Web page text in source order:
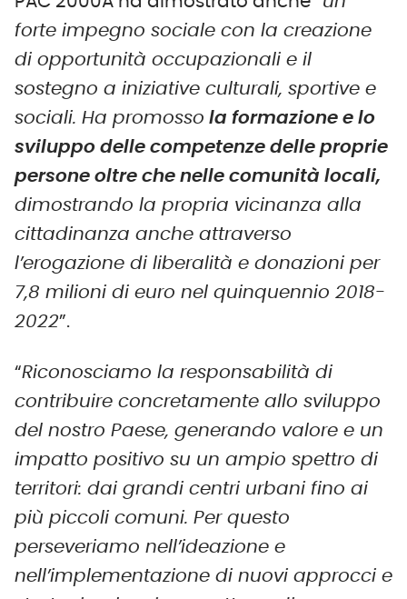
forte impegno sociale con la creazione
di opportunità occupazionali e il
sostegno a iniziative culturali, sportive e
sociali. Ha promosso la formazione e lo
sviluppo delle competenze delle proprie
persone oltre che nelle comunità locali,
dimostrando la propria vicinanza alla
cittadinanza anche attraverso
l’erogazione di liberalità e donazioni per
7,8 milioni di euro nel quinquennio 2018-
2022”.
“Riconosciamo la responsabilità di
contribuire concretamente allo sviluppo
del nostro Paese, generando valore e un
impatto positivo su un ampio spettro di
territori: dai grandi centri urbani fino ai
più piccoli comuni. Per questo
perseveriamo nell’ideazione e
nell’implementazione di nuovi approcci e